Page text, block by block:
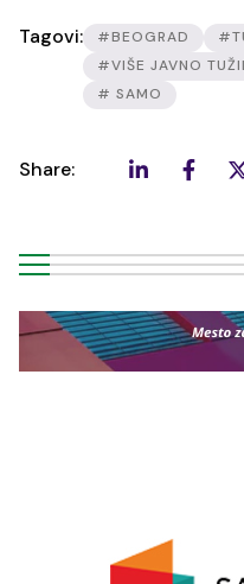
Tagovi: #BEOGRAD
#VIŠE JAVNO
# SAMO
Share: